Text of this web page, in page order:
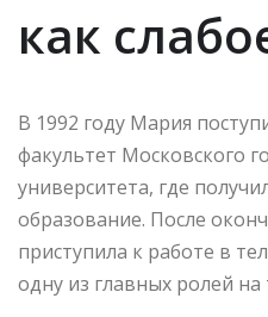
как
В 1992 году Мария
факультет Московского
университета, где
образование. После
приступила к работе в
одну из главных ролей на